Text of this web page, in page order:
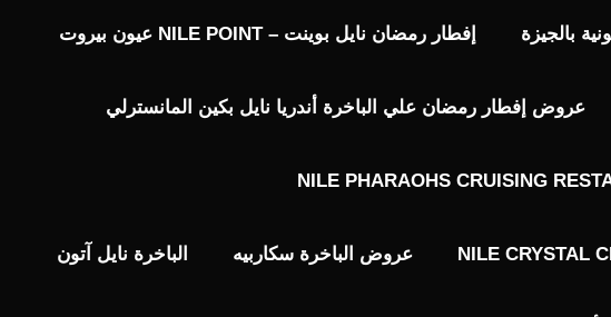
بالجيزة إفطار رمضان نايل بوينت – NILE POINT عيون بيروت
عروض إفطار رمضان علي الباخرة أندريا نايل بكين المانسترلي
NILE PHARAOHS CRUISING
NILE CRYSTAL عروض الباخرة سكاربيه الباخرة نايل آتون